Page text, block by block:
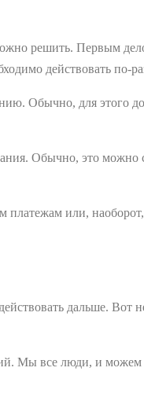
решить. Первым
действовать по-
Обычно, для этого
Обычно, это можно
или,
дальше. Вот
Мы все люди, и